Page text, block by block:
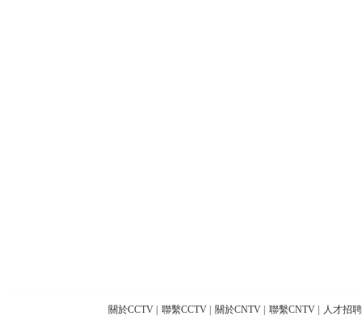
關於CCTV 聯繫CCTV 關於CNTV 聯繫CNTV 人才招聘